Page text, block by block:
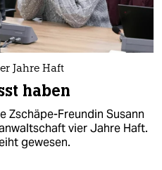
Jahre Haft
haben
Zschäpe-Freundin Susann
vier Jahre Haft.
gewesen.